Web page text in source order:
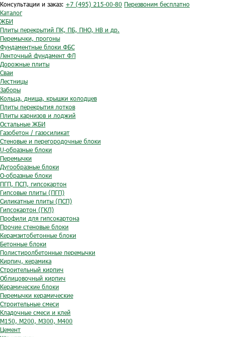
Консультации и заказ: +7 (495) 215-00-80 Перезвоним бесплатно
Каталог
ЖБИ
Плиты перекрытий ПК, ПБ, ПНО, НВ и др.
Перемычки, прогоны
Фундаментные блоки ФБС
Ленточный фундамент ФЛ
Дорожные плиты
Сваи
Лестницы
Заборы
Кольца, днища, крышки колодцев
Плиты перекрытия лотков
Плиты карнизов и лоджий
Остальные ЖБИ
Газобетон / газосиликат
Стеновые и перегородочные блоки
U-образные блоки
Перемычки
Дугообразные блоки
O-образные блоки
ПГП, ПСП, гипсокартон
Гипсовые плиты (ПГП)
Силикатные плиты (ПСП)
Гипсокартон (ГКЛ)
Профили для гипсокартона
Прочие стеновые блоки
Керамзитобетонные блоки
Бетонные блоки
Полистиролбетонные перемычки
Кирпич, керамика
Строительный кирпич
Облицовочный кирпич
Керамические блоки
Перемычки керамические
Строительные смеси
Кладочные смеси и клей
М150, М200, М300, М400
Цемент